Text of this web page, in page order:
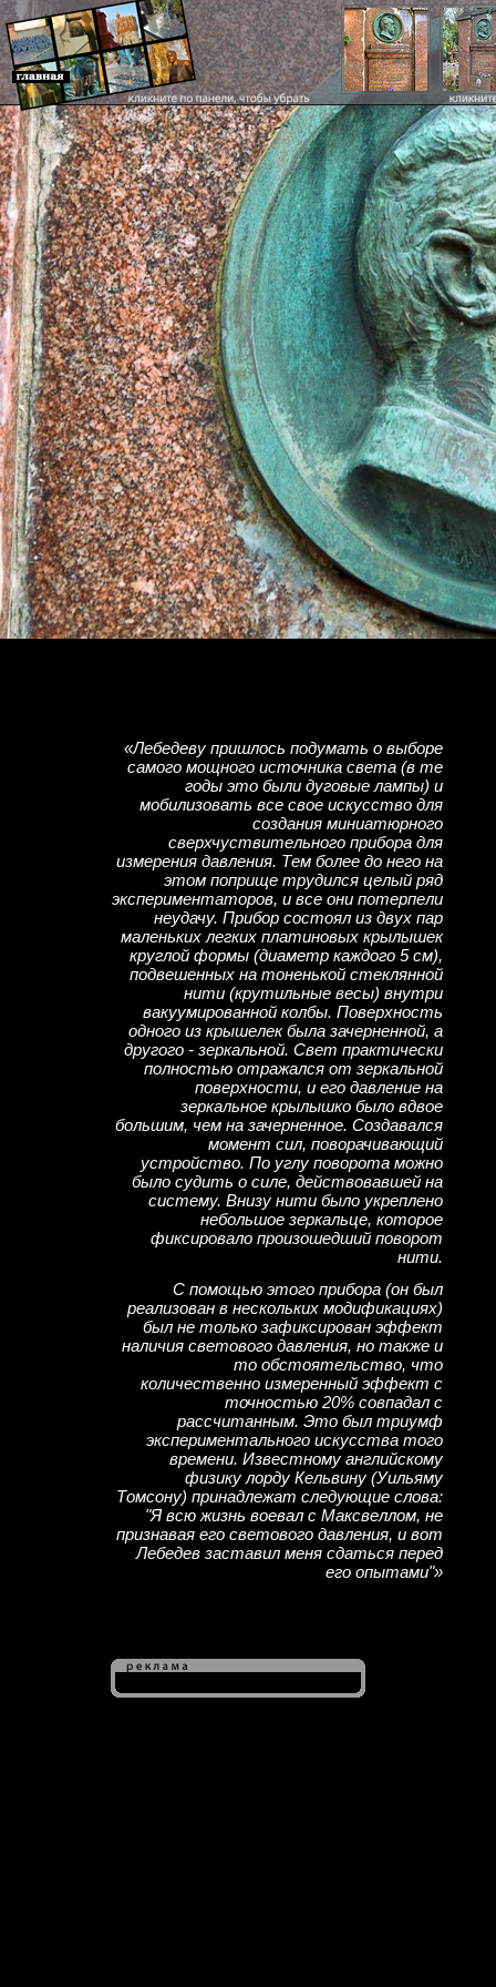
«Лебедеву пришлось подумать о выборе
самого мощного источника света (в те
годы это были дуговые лампы) и
мобилизовать все свое искусство для
создания миниатюрного
сверхчуствительного прибора для
измерения давления. Тем более до него на
этом поприще трудился целый ряд
экспериментаторов, и все они потерпели
неудачу. Прибор состоял из двух пар
маленьких легких платиновых крылышек
круглой формы (диаметр каждого 5 см),
подвешенных на тоненькой стеклянной
нити (крутильные весы) внутри
вакуумированной колбы. Поверхность
одного из крышелек была зачерненной, а
другого - зеркальной. Свет практически
полностью отражался от зеркальной
поверхности, и его давление на
зеркальное крылышко было вдвое
большим, чем на зачерненное. Создавался
момент сил, поворачивающий
устройство. По углу поворота можно
было судить о силе, действовавшей на
систему. Внизу нити было укреплено
небольшое зеркальце, которое
фиксировало произошедший поворот
нити.
С помощью этого прибора (он был
реализован в нескольких модификациях)
был не только зафиксирован эффект
наличия светового давления, но также и
то обстоятельство, что
количественно измеренный эффект с
точностью 20% совпадал с
рассчитанным. Это был триумф
экспериментального искусства того
времени. Известному английскому
физику лорду Кельвину (Уильяму
Томсону) принадлежат следующие слова:
"Я всю жизнь воевал с Максвеллом, не
признавая его светового давления, и вот
Лебедев заставил меня сдаться перед
его опытами"»